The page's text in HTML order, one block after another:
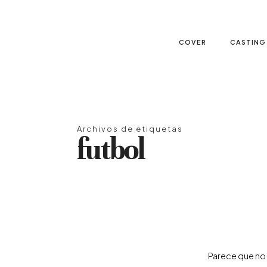
COVER CASTING
Archivos de etiquetas
futbol
Parece que